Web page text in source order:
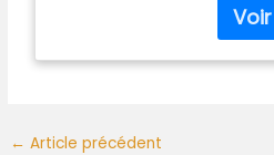
pour
amis.
main,
lave-
à
← Article précédent